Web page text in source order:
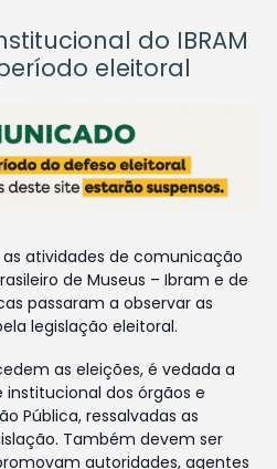
do IBRAM
eleitoral
atividades de comunicação
de Museus – Ibram e de
passaram a observar as
legislação eleitoral.
as eleições, é vedada a
dos órgãos e
Pública, ressalvadas as
Também devem ser
autoridades, agentes